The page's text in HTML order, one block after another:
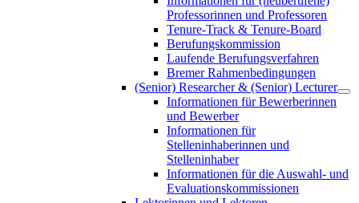
Professorinnen und Professoren
Tenure-Track & Tenure-Board
Berufungskommission
Laufende Berufungsverfahren
Bremer Rahmenbedingungen
(Senior) Researcher & (Senior) Lecturer
Informationen für Bewerberinnen
und Bewerber
Informationen für
Stelleninhaberinnen und
Stelleninhaber
Informationen für die Auswahl- und
Evaluationskommissionen